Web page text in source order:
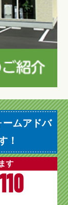
ームアドバ
！
す